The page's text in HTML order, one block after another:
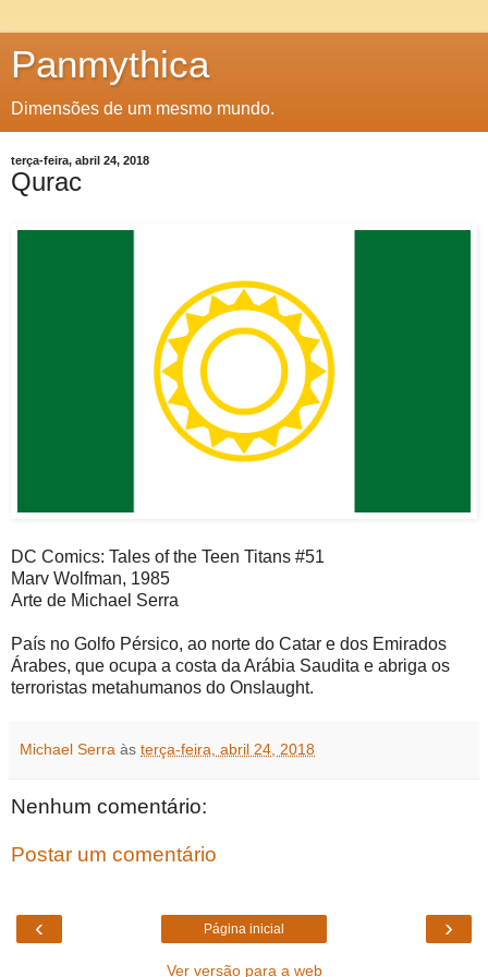
Panmythica
Dimensões de um mesmo mundo.
terça-feira, abril 24, 2018
Qurac
DC Comics: Tales of the Teen Titans #51
Marv Wolfman, 1985
Arte de Michael Serra
País no Golfo Pérsico, ao norte do Catar e dos Emirados
Árabes, que ocupa a costa da Arábia Saudita e abriga os
terroristas metahumanos do Onslaught.
Michael Serra às terça-feira, abril 24, 2018
Nenhum comentário:
Postar um comentário
‹ ›
Página inicial
Ver versão para a web